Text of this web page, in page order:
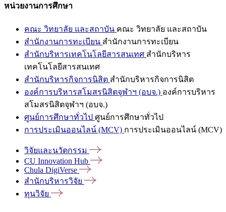
หน่วยงานการศึกษา
คณะ วิทยาลัย และสถาบัน คณะ วิทยาลัย และสถาบัน
สำนักงานการทะเบียน สำนักงานการทะเบียน
สำนักบริหารเทคโนโลยีสารสนเทศ สำนักบริหาร
เทคโนโลยีสารสนเทศ
สำนักบริหารกิจการนิสิต สำนักบริหารกิจการนิสิต
องค์การบริหารสโมสรนิสิตจุฬาฯ (อบจ.) องค์การบริหาร
สโมสรนิสิตจุฬาฯ (อบจ.)
ศูนย์การศึกษาทั่วไป ศูนย์การศึกษาทั่วไป
การประเมินออนไลน์ (MCV) การประเมินออนไลน์ (MCV)
วิจัยและนวัตกรรม
CU Innovation Hub
Chula DigiVerse
สำนักบริหารวิจัย
ทุนวิจัย